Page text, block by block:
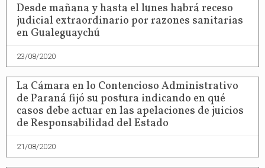
Desde mañana y hasta el lunes habrá receso
judicial extraordinario por razones sanitarias
en Gualeguaychú
23/08/2020
La Cámara en lo Contencioso Administrativo
de Paraná fijó su postura indicando en qué
casos debe actuar en las apelaciones de juicios
de Responsabilidad del Estado
21/08/2020